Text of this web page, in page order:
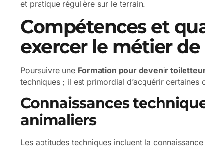
et pratique régulière sur le terrain.
Compétences et
exercer le métier
Poursuivre une Formation pour devenir
techniques ; il est primordial d’acquérir certaines
Connaissances
animaliers
Les aptitudes techniques incluent la